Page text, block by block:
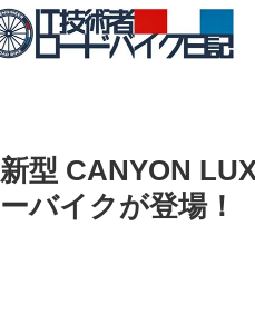
新型 CANYON
ーバイクが登場！